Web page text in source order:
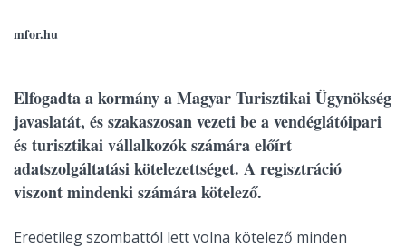
mfor.hu
Elfogadta a kormány a Magyar Turisztikai Ügynökség
javaslatát, és szakaszosan vezeti be a vendéglátóipari
és turisztikai vállalkozók számára előírt
adatszolgáltatási kötelezettséget. A regisztráció
viszont mindenki számára kötelező.
Eredetileg szombattól lett volna kötelező minden